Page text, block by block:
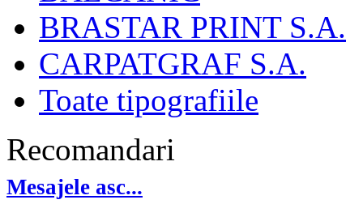
BRASTAR PRINT S.A.
CARPATGRAF S.A.
Toate tipografiile
Recomandari
Mesajele asc...